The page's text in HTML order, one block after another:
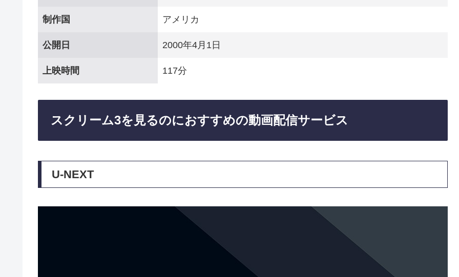
制作国 アメリカ
公開日 2000年4月1日
上映時間 117分
スクリーム3を見るのにおすすめの動画配信サービス
U-NEXT